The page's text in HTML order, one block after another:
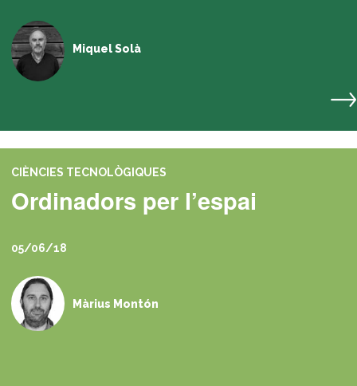
Miquel Solà
CIÈNCIES TECNOLÒGIQUES
Ordinadors per l’espai
05/06/18
Màrius Montón